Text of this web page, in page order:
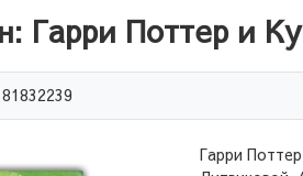
Гарри Поттер и
Гарри